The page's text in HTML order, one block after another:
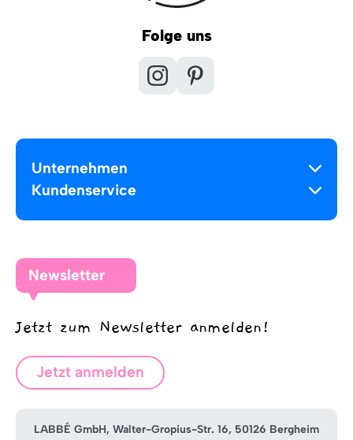
Folge uns
Unternehmen
Kundenservice
Newsletter
Jetzt zum Newsletter anmelden!
Jetzt anmelden
LABBÉ GmbH, Walter-Gropius-Str. 16, 50126 Bergheim